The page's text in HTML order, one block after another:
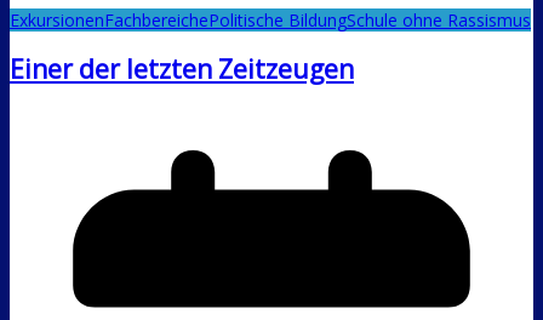
ExkursionenFachbereichePolitische BildungSchule ohne Rassismus
Einer der letzten Zeitzeugen